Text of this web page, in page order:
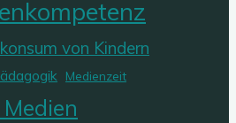
von Kindern
Medienzeit